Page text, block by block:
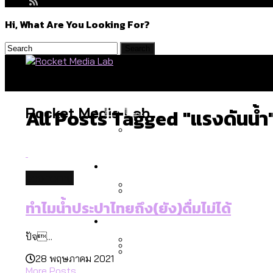
Hi, What Are You Looking For?
Rocket Media Lab
Politics
เมื่อแยกท่องเที่ยวออกจากกี
สำรวจเหตุไฟไหม้ในกรุงเ
Culture
All Posts Tagged "แรงดันน้
ทำไมน้ำประปาไทยถึง(ยัง)ดื่มไม่ได้
ปัจ...
28 พฤษภาคม 2021